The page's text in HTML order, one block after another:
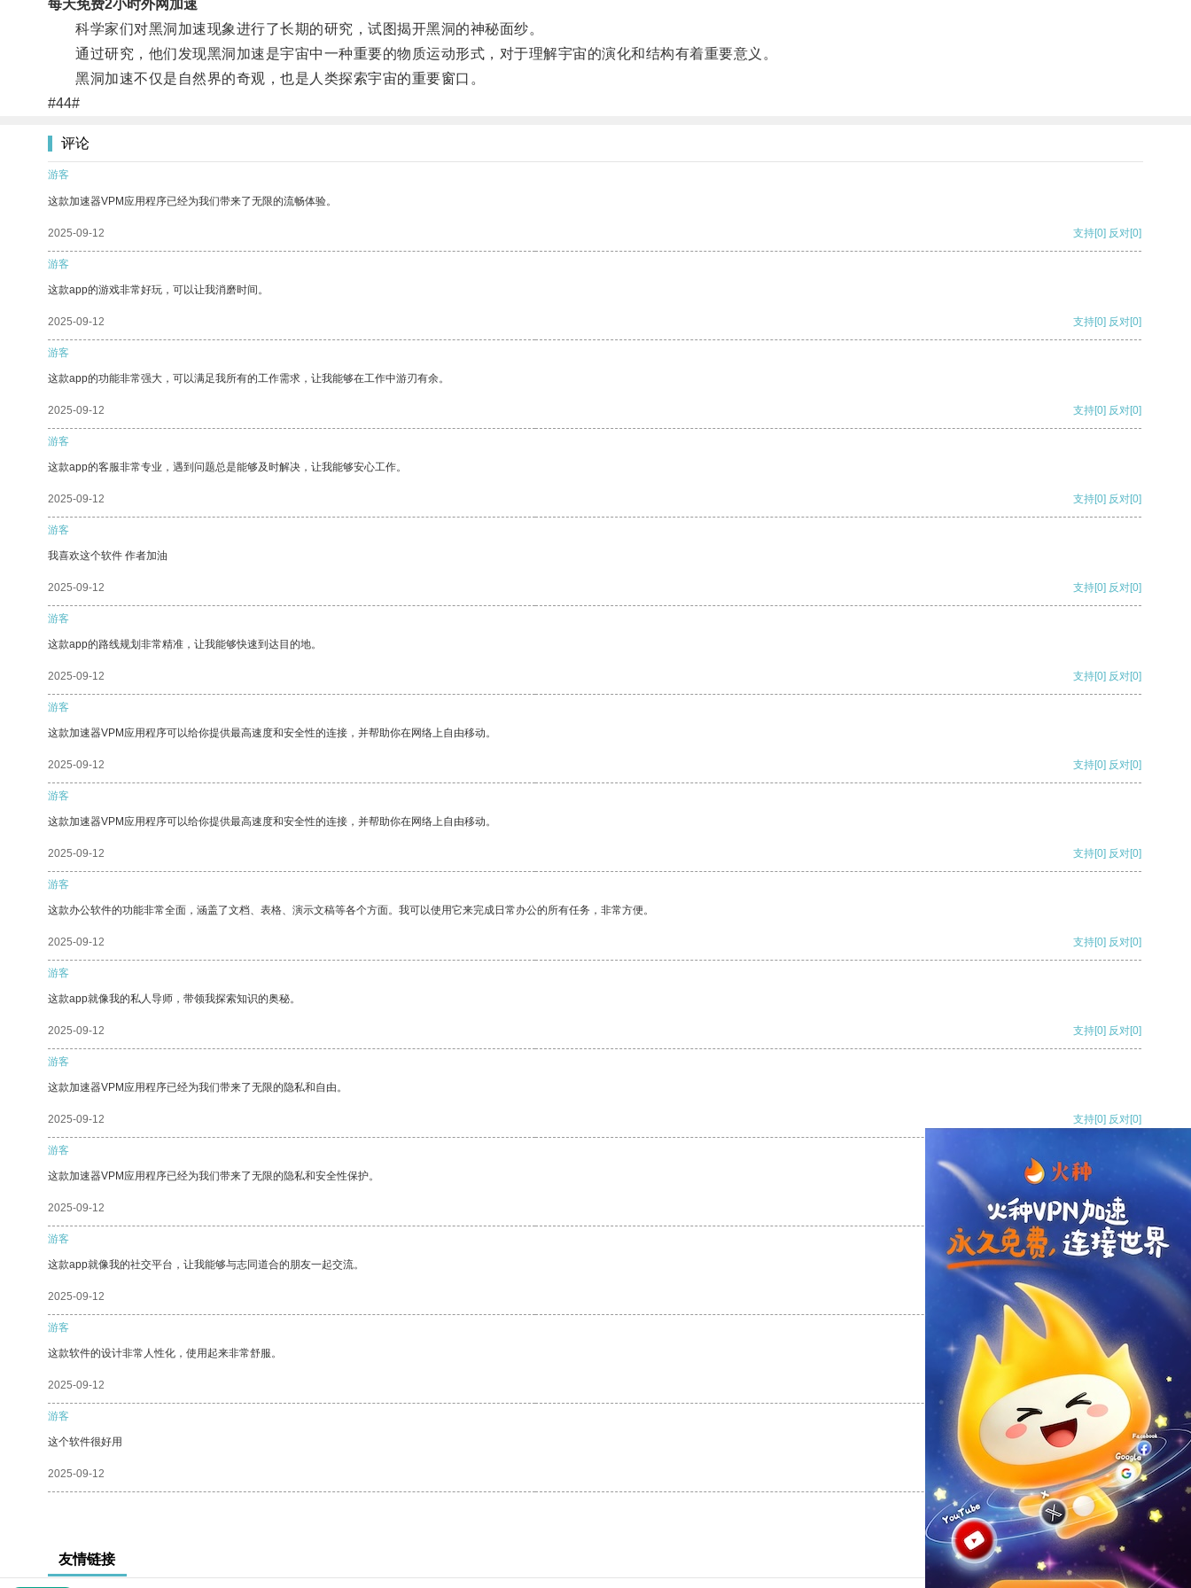
每天免费2小时外网加速
科学家们对黑洞加速现象进行了长期的研究，试图揭开黑洞的神秘面纱。
通过研究，他们发现黑洞加速是宇宙中一种重要的物质运动形式，对于理解宇宙的演化和结构有着重要意义。
黑洞加速不仅是自然界的奇观，也是人类探索宇宙的重要窗口。
#44#
评论
游客
这款加速器VPM应用程序已经为我们带来了无限的流畅体验。
2025-09-12 支持[0] 反对[0]
游客
这款app的游戏非常好玩，可以让我消磨时间。
2025-09-12 支持[0] 反对[0]
游客
这款app的功能非常强大，可以满足我所有的工作需求，让我能够在工作中游刃有余。
2025-09-12 支持[0] 反对[0]
游客
这款app的客服非常专业，遇到问题总是能够及时解决，让我能够安心工作。
2025-09-12 支持[0] 反对[0]
游客
我喜欢这个软件 作者加油
2025-09-12 支持[0] 反对[0]
游客
这款app的路线规划非常精准，让我能够快速到达目的地。
2025-09-12 支持[0] 反对[0]
游客
这款加速器VPM应用程序可以给你提供最高速度和安全性的连接，并帮助你在网络上自由移动。
2025-09-12 支持[0] 反对[0]
游客
这款加速器VPM应用程序可以给你提供最高速度和安全性的连接，并帮助你在网络上自由移动。
2025-09-12 支持[0] 反对[0]
游客
这款办公软件的功能非常全面，涵盖了文档、表格、演示文稿等各个方面。我可以使用它来完成日常办公的所有任务，非常方便。
2025-09-12 支持[0] 反对[0]
游客
这款app就像我的私人导师，带领我探索知识的奥秘。
2025-09-12 支持[0] 反对[0]
游客
这款加速器VPM应用程序已经为我们带来了无限的隐私和自由。
2025-09-12 支持[0] 反对[0]
游客
这款加速器VPM应用程序已经为我们带来了无限的隐私和安全性保护。
2025-09-12 支持[0] 反对
游客
这款app就像我的社交平台，让我能够与志同道合的朋友一起交流。
2025-09-12 支持
游客
这款软件的设计非常人性化，使用起来非常舒服。
2025-09-12 反对 [0]
游客
这个软件很好用
2025-09-12 支持[0] 反对[0]
友情链接